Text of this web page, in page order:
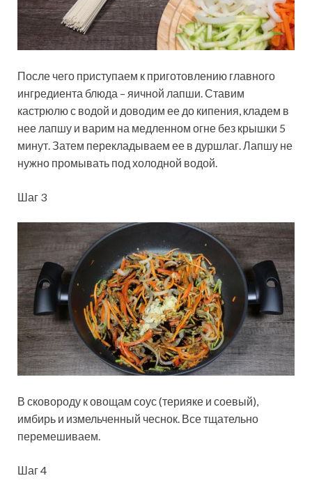
После чего приступаем к приготовлению главного
ингредиента блюда – яичной лапши. Ставим
кастрюлю с водой и доводим ее до кипения, кладем в
нее лапшу и варим на медленном огне без крышки 5
минут. Затем перекладываем ее в дуршлаг. Лапшу не
нужно промывать под холодной водой.
Шаг 3
В сковороду к овощам соус (терияке и соевый),
имбирь и измельченный чеснок. Все тщательно
перемешиваем.
Шаг 4